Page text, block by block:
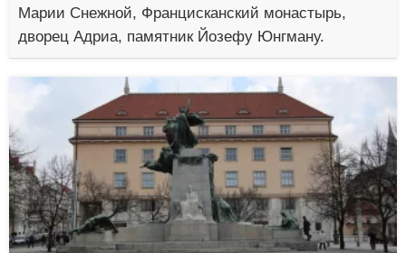
Марии Снежной, Францисканский монастырь,
дворец Адриа, памятник Йозефу Юнгману.